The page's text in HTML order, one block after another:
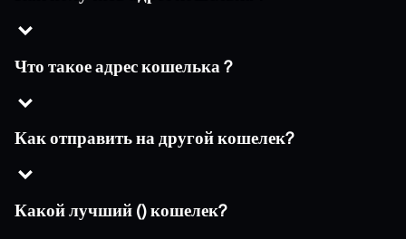
Что такое адрес кошелька ?
Как отправить на другой кошелек?
Какой лучший () кошелек?